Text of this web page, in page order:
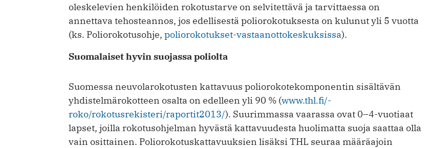
oleskelevien henkilöiden rokotustarve on selvitettävä ja tarvittaessa on
annettava tehosteannos, jos edellisestä poliorokotuksesta on kulunut yli 5 vuotta
(ks. Poliorokotusohje, poliorokotukset-vastaanottokeskuksissa).
Suomalaiset hyvin suojassa poliolta
Suomessa neuvolarokotusten kattavuus polio­rokotekomponentin sisältävän
yhdistelmärokotteen osalta on edelleen yli 90 % (www.thl.fi/­
roko/rokotusrekisteri/raportit2013/). Suurimmassa vaarassa ovat 0–4-vuotiaat
lapset, joilla rokotusohjelman hyvästä kattavuudesta huolimatta suoja saattaa olla
vain osittainen. Polio­rokotuskattavuuksien lisäksi THL seuraa määräajoin